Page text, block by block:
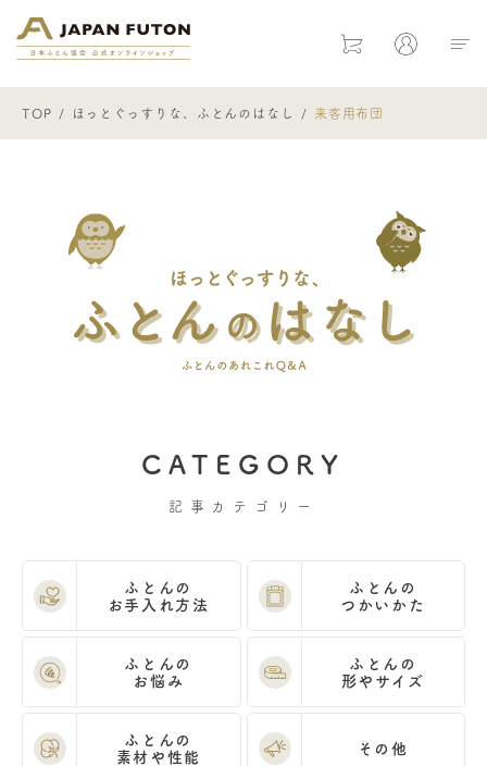
TOP ほっとぐっすりな、ふとんのはなし 来客用布団
CATEGORY
記事カテゴリー
ふとんの
お手入れ方法
ふとんの
つかいかた
ふとんの
お悩み
ふとんの
形やサイズ
ふとんの
素材や性能
その他